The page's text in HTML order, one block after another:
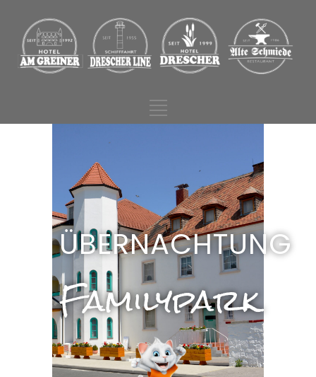
ÜBERNACHTUNG
Familypark